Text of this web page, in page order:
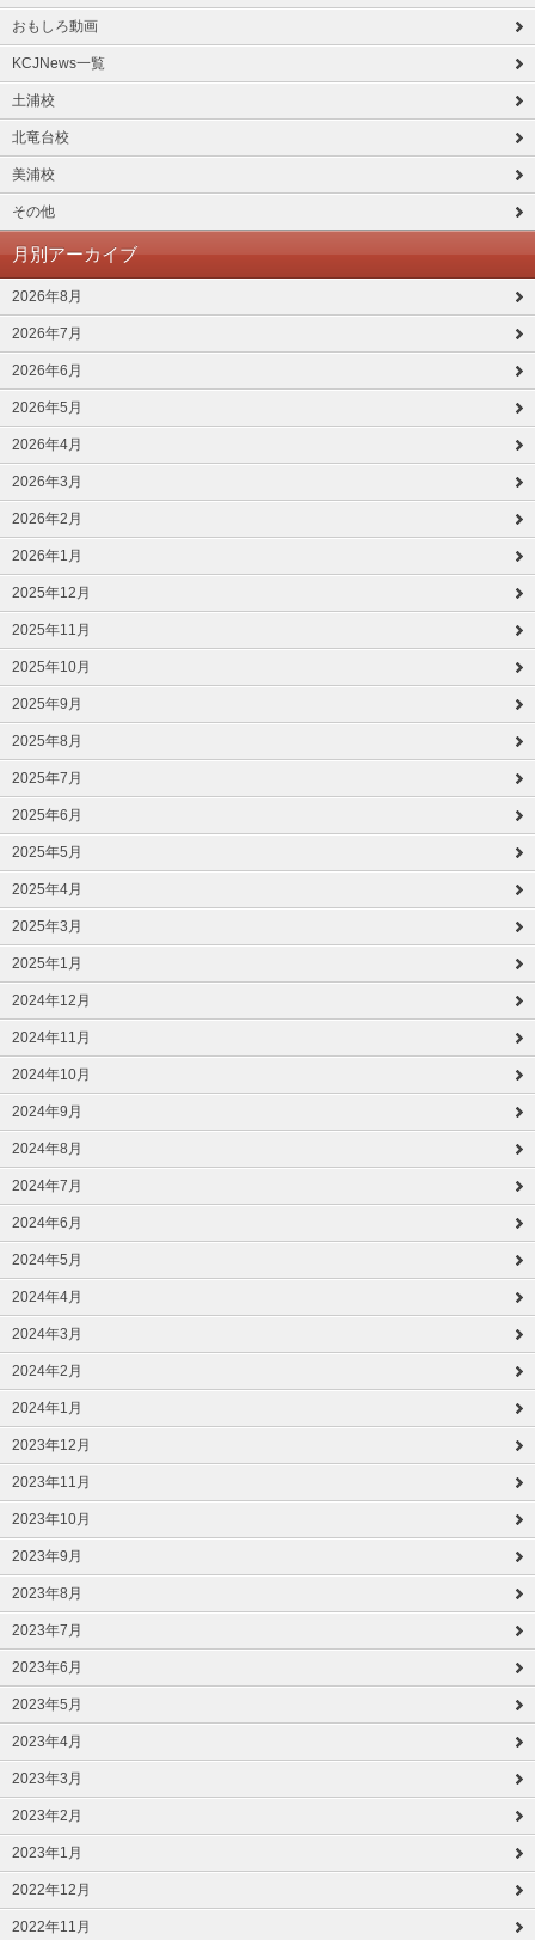
おもしろ動画
KCJNews一覧
土浦校
北竜台校
美浦校
その他
月別アーカイブ
2026年8月
2026年7月
2026年6月
2026年5月
2026年4月
2026年3月
2026年2月
2026年1月
2025年12月
2025年11月
2025年10月
2025年9月
2025年8月
2025年7月
2025年6月
2025年5月
2025年4月
2025年3月
2025年1月
2024年12月
2024年11月
2024年10月
2024年9月
2024年8月
2024年7月
2024年6月
2024年5月
2024年4月
2024年3月
2024年2月
2024年1月
2023年12月
2023年11月
2023年10月
2023年9月
2023年8月
2023年7月
2023年6月
2023年5月
2023年4月
2023年3月
2023年2月
2023年1月
2022年12月
2022年11月